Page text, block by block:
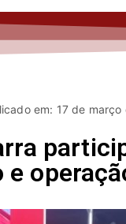
em: 17 de março
e